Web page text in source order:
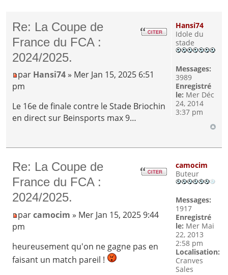
Re: La Coupe de
France du FCA :
2024/2025.
par Hansi74 » Mer Jan 15, 2025 6:51
pm
Le 16e de finale contre le Stade Briochin
en direct sur Beinsports max 9…
Hansi74
Idole du
stade
Messages:
3989
Enregistré
le: Mer Déc
24, 2014
3:37 pm
Re: La Coupe de
France du FCA :
2024/2025.
parcamocim » Mer Jan 15, 2025 9:44
pm
heureusement qu'on ne gagne pas en
faisant un match pareil !
camocim
Buteur
Messages:
1917
Enregistré
le: Mer Mai
22, 2013
2:58 pm
Localisation:
Cranves
Sales